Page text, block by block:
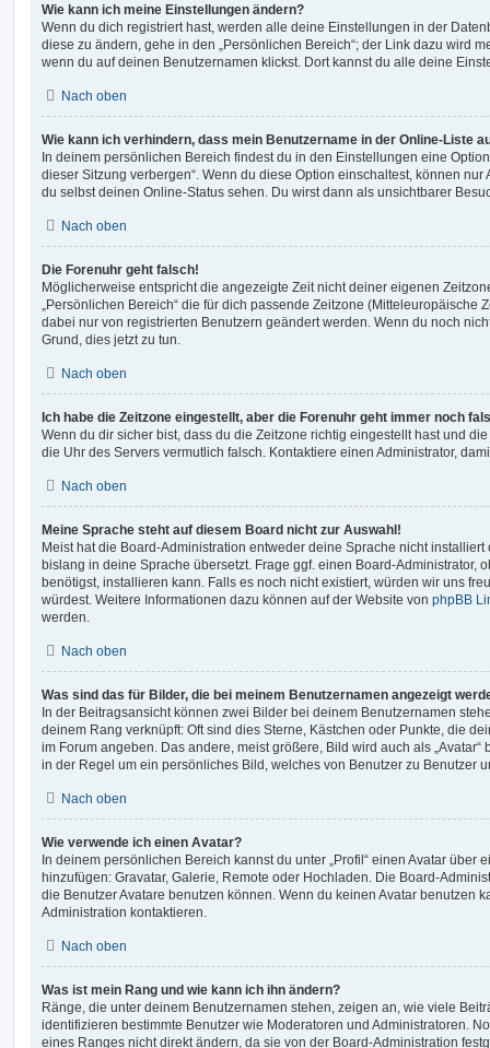
Wie kann ich meine Einstellungen ändern?
Wenn du dich registriert hast, werden alle deine Einstellungen in der
diese zu ändern, gehe in den „Persönlichen Bereich“; der Link dazu wird
wenn du auf deinen Benutzernamen klickst. Dort kannst du alle deine
Nach oben
Wie kann ich verhindern, dass mein Benutzername in der Online-Liste
In deinem persönlichen Bereich findest du in den Einstellungen eine
dieser Sitzung verbergen“. Wenn du diese Option einschaltest, können
du selbst deinen Online-Status sehen. Du wirst dann als unsichtbarer
Nach oben
Die Forenuhr geht falsch!
Möglicherweise entspricht die angezeigte Zeit nicht deiner eigenen
„Persönlichen Bereich“ die für dich passende Zeitzone (Mitteleuropäische
dabei nur von registrierten Benutzern geändert werden. Wenn du noch
Grund, dies jetzt zu tun.
Nach oben
Ich habe die Zeitzone eingestellt, aber die Forenuhr geht immer noch
Wenn du dir sicher bist, dass du die Zeitzone richtig eingestellt hast und
die Uhr des Servers vermutlich falsch. Kontaktiere einen Administrator,
Nach oben
Meine Sprache steht auf diesem Board nicht zur Auswahl!
Meist hat die Board-Administration entweder deine Sprache nicht
bislang in deine Sprache übersetzt. Frage ggf. einen Board-Administrator,
benötigst, installieren kann. Falls es noch nicht existiert, würden wir uns
würdest. Weitere Informationen dazu können auf der Website von phpBB
werden.
Nach oben
Was sind das für Bilder, die bei meinem Benutzernamen angezeigt
In der Beitragsansicht können zwei Bilder bei deinem Benutzernamen
deinem Rang verknüpft: Oft sind dies Sterne, Kästchen oder Punkte, die
im Forum angeben. Das andere, meist größere, Bild wird auch als
in der Regel um ein persönliches Bild, welches von Benutzer zu Benutzer
Nach oben
Wie verwende ich einen Avatar?
In deinem persönlichen Bereich kannst du unter „Profil“ einen Avatar über
hinzufügen: Gravatar, Galerie, Remote oder Hochladen. Die Board-
die Benutzer Avatare benutzen können. Wenn du keinen Avatar benutzen
Administration kontaktieren.
Nach oben
Was ist mein Rang und wie kann ich ihn ändern?
Ränge, die unter deinem Benutzernamen stehen, zeigen an, wie viele
identifizieren bestimmte Benutzer wie Moderatoren und Administratoren.
eines Ranges nicht direkt ändern, da sie von der Board-Administration